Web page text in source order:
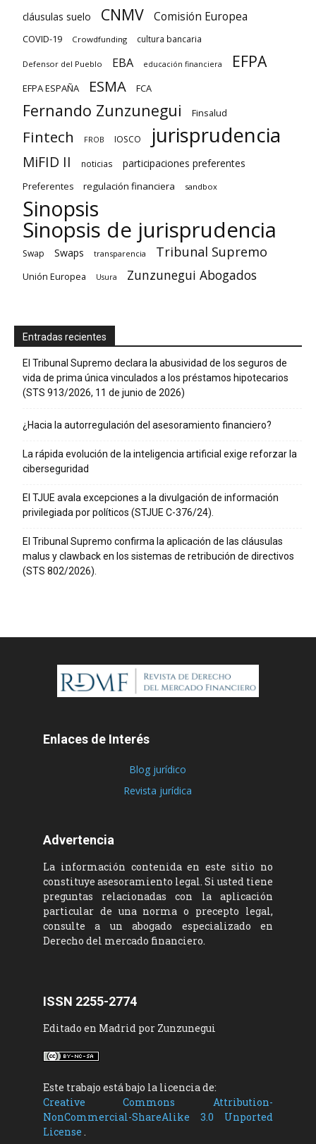
cláusulas suelo CNMV Comisión Europea
COVID-19 Crowdfunding cultura bancaria
Defensor del Pueblo EBA educación financiera EFPA
EFPA ESPAÑA ESMA FCA
Fernando Zunzunegui Finsalud
Fintech FROB IOSCO jurisprudencia
MiFID II noticias participaciones preferentes
Preferentes regulación financiera sandbox
Sinopsis
Sinopsis de jurisprudencia
Swap Swaps transparencia Tribunal Supremo
Unión Europea Usura Zunzunegui Abogados
Entradas recientes
El Tribunal Supremo declara la abusividad de los seguros de
vida de prima única vinculados a los préstamos hipotecarios
(STS 913/2026, 11 de junio de 2026)
¿Hacia la autorregulación del asesoramiento financiero?
La rápida evolución de la inteligencia artificial exige reforzar la
ciberseguridad
El TJUE avala excepciones a la divulgación de información
privilegiada por políticos (STJUE C-376/24).
El Tribunal Supremo confirma la aplicación de las cláusulas
malus y clawback en los sistemas de retribución de directivos
(STS 802/2026).
Enlaces de Interés
Blog jurídico
Revista jurídica
Advertencia
La información contenida en este sitio no
constituye asesoramiento legal. Si usted tiene
preguntas relacionadas con la aplicación
particular de una norma o precepto legal,
consulte a un abogado especializado en
Derecho del mercado financiero.
ISSN 2255-2774
Editado en Madrid por Zunzunegui
Este trabajo está bajo la licencia de:
Creative Commons Attribution-
NonCommercial-ShareAlike 3.0 Unported
License .